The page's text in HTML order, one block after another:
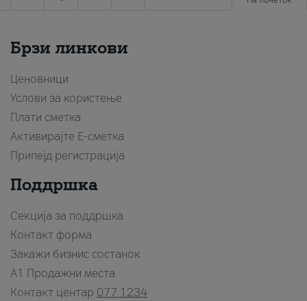
Брзи линкови
Ценовници
Услови за користење
Плати сметка
Активирајте Е-сметка
Припејд регистрација
Поддршка
Секција за поддршка
Контакт форма
Закажи бизнис состанок
A1 Продажни места
Контакт центар 077 1234